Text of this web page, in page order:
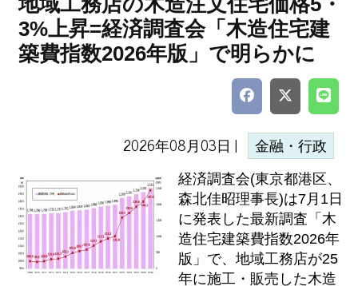
3%上昇=経済調査会「木造住宅建
築費指数2026年版」で明らかに
2026年08月03日 | 金融・行政
経済調査会(東京都港区、
森北佳昭理事長)は7月1日
に発表した最新調査「木
造住宅建築費指数2026年
版」で、地域工務店が25
年に施工・販売した木造